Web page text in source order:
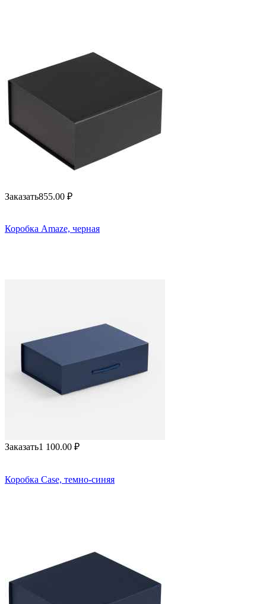
Заказать855.00 ₽
Коробка Amaze, черная
Заказать1 100.00 ₽
Коробка Case, темно-синяя